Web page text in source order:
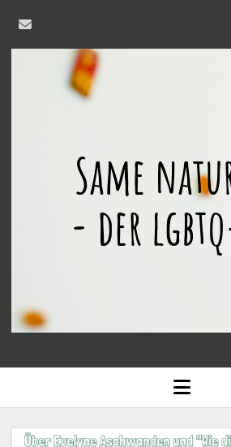
email
same
nature
open
menu